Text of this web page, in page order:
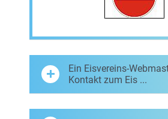
Ein Eisvereins-
Kontakt zum Eis ...